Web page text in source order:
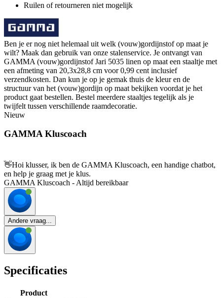
Ruilen of retourneren niet mogelijk
Ben je er nog niet helemaal uit welk (vouw)gordijnstof op maat je
wilt? Maak dan gebruik van onze stalenservice. Je ontvangt van
GAMMA (vouw)gordijnstof Jari 5035 linen op maat een staaltje met
een afmeting van 20,3x28,8 cm voor 0,99 cent inclusief
verzendkosten. Dan kun je op je gemak thuis de kleur en de
structuur van het (vouw)gordijn op maat bekijken voordat je het
product gaat bestellen. Bestel meerdere staaltjes tegelijk als je
twijfelt tussen verschillende raamdecoratie.
Nieuw
GAMMA Kluscoach
👋Hoi klusser, ik ben de GAMMA Kluscoach, een handige chatbot,
en help je graag met je klus.
GAMMA Kluscoach - Altijd bereikbaar
Andere vraag...
Specificaties
Product